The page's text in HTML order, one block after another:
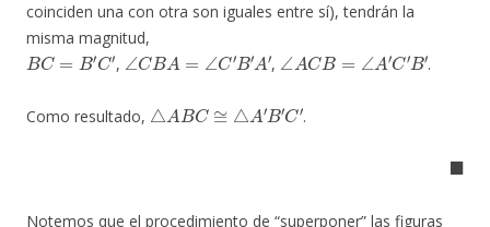
coinciden una con otra son iguales entre sí), tendrán la
misma magnitud,
BC=B′ C′
,
∠CBA= ′ B′A′
,
∠ A CB= ′ C′B′
.
Como resultado,
△ ABC ≅ ′ ′C′
.
◼
Notemos que el procedimiento de “superponer” las figuras